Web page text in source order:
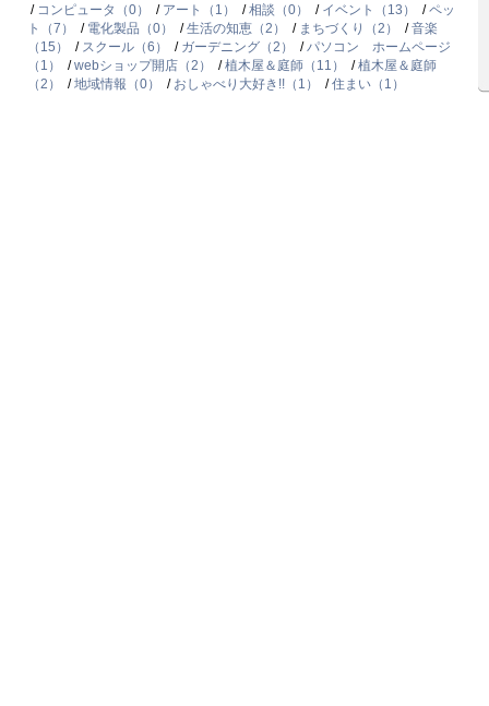
/ コンピュータ（0） / アート（1） /相談（0） / イベント（13） /ペッ
ト（7）
/ 電化製品（0） /生活の知恵（2） / まちづくり（2） /音楽
（15）
/ スクール（6） / ガーデニング（2） /パソコン ホームページ
（1）
/webショップ開店（2） /植木屋＆庭師（11） /植木屋＆庭師
（2）
/地域情報（0） / おしゃべり大好き!!（1） /住まい（1）